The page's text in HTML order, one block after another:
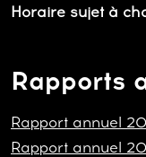
Horaire sujet à
Rapports
Rapport annuel
Rapport annuel